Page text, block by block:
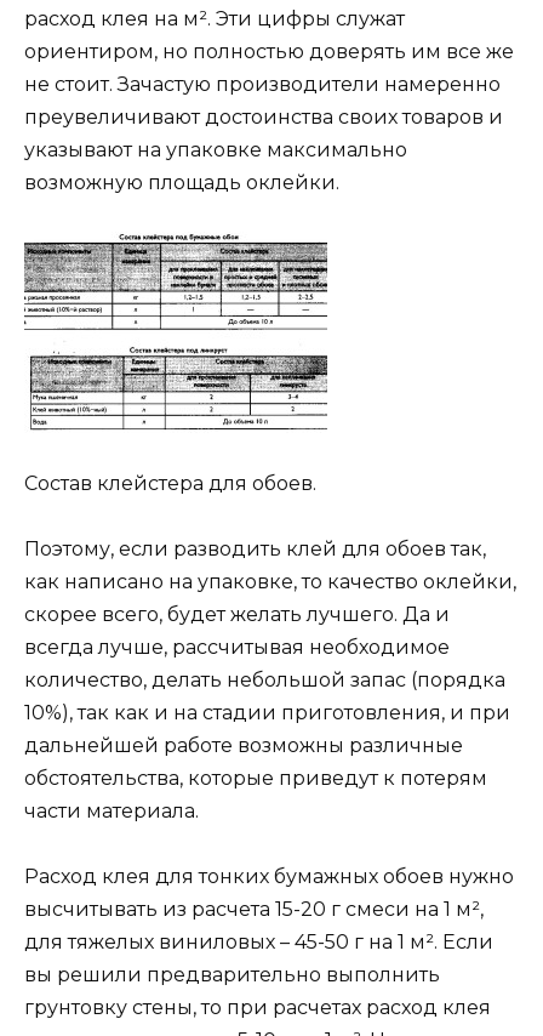
расход клея на м². Эти цифры служат
ориентиром, но полностью доверять им все же
не стоит. Зачастую производители намеренно
преувеличивают достоинства своих товаров и
указывают на упаковке максимально
возможную площадь оклейки.
Состав клейстера для обоев.
Поэтому, если разводить клей для обоев так,
как написано на упаковке, то качество оклейки,
скорее всего, будет желать лучшего. Да и
всегда лучше, рассчитывая необходимое
количество, делать небольшой запас (порядка
10%), так как и на стадии приготовления, и при
дальнейшей работе возможны различные
обстоятельства, которые приведут к потерям
части материала.
Расход клея для тонких бумажных обоев нужно
высчитывать из расчета 15-20 г смеси на 1 м²,
для тяжелых виниловых – 45-50 г на 1 м². Если
вы решили предварительно выполнить
грунтовку стены, то при расчетах расход клея